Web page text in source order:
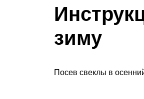
зиму
Посев свеклы в